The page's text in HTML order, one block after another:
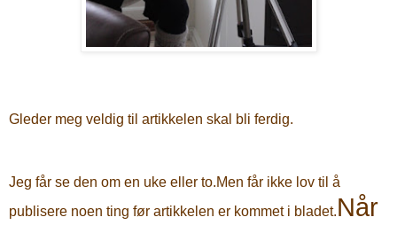
Gleder meg veldig til artikkelen skal bli ferdig.
Jeg får se den om en uke eller to.Men får ikke lov til å
publisere noen ting før artikkelen er kommet i bladet.Når